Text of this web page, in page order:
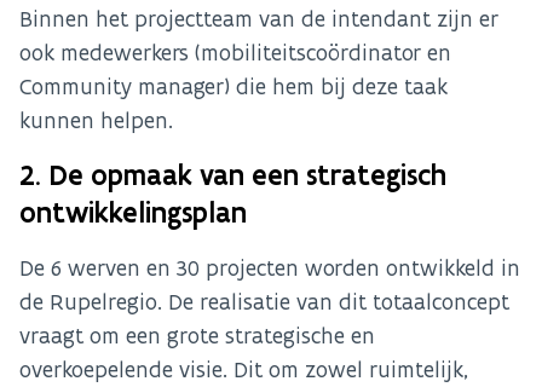
Binnen het projectteam van de intendant zijn er
ook medewerkers (mobiliteitscoördinator en
Community manager) die hem bij deze taak
kunnen helpen.
2. De opmaak van een strategisch
ontwikkelingsplan
De 6 werven en 30 projecten worden ontwikkeld in
de Rupelregio. De realisatie van dit totaalconcept
vraagt om een grote strategische en
overkoepelende visie. Dit om zowel ruimtelijk,